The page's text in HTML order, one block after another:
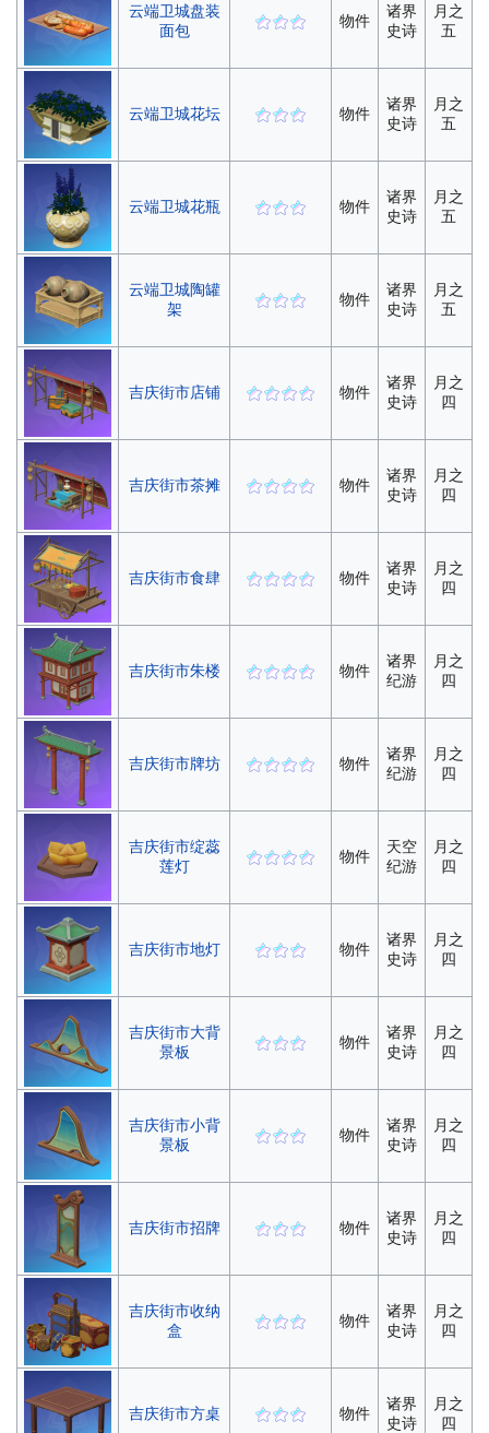
云端卫城盘装
面包
物件
诸界
史诗
月之
五
云端卫城花坛 物件
诸界
史诗
月之
五
云端卫城花瓶 物件
诸界
史诗
月之
五
云端卫城陶罐
架
物件
诸界
史诗
月之
五
吉庆街市店铺 物件
诸界
史诗
月之
四
吉庆街市茶摊 物件
诸界
史诗
月之
四
吉庆街市食肆 物件
诸界
史诗
月之
四
吉庆街市朱楼 物件
诸界
纪游
月之
四
吉庆街市牌坊 物件
诸界
纪游
月之
四
吉庆街市绽蕊
莲灯
物件
天空
纪游
月之
四
吉庆街市地灯 物件
诸界
史诗
月之
四
吉庆街市大背
景板
物件
诸界
史诗
月之
四
吉庆街市小背
景板
物件
诸界
史诗
月之
四
吉庆街市招牌 物件
诸界
史诗
月之
四
吉庆街市收纳
盒
物件
诸界
史诗
月之
四
吉庆街市方桌 物件
诸界
史诗
月之
四